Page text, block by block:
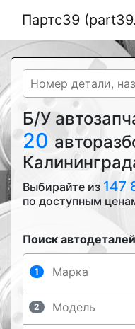
Партс39
Б/У
20
Выбирайте из 147
по доступным
Поиск автодеталей
1
2